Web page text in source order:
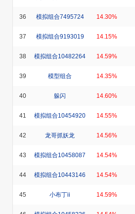
36 模拟组合7495724 14.30%
37 模拟组合9193019 14.15%
38 模拟组合10482264 14.59%
39 模型组合 14.35%
40 躲闪 14.60%
41 模拟组合10454920 14.55%
42 龙哥抓妖龙 14.56%
43 模拟组合10458087 14.54%
44 模拟组合10443146 14.54%
45 小布丁ii 14.59%